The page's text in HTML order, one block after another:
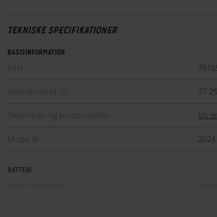
TEKNISKE SPECIFIKATIONER
BASISINFORMATION
EAN
Hovedprodukt ID 77-
Sikkerheds- og producentinfo Vis
Model år 2024
BATTERI